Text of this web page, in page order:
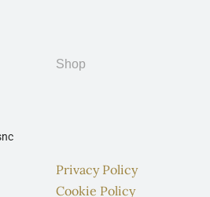
Shop
Privacy Policy
Cookie Policy